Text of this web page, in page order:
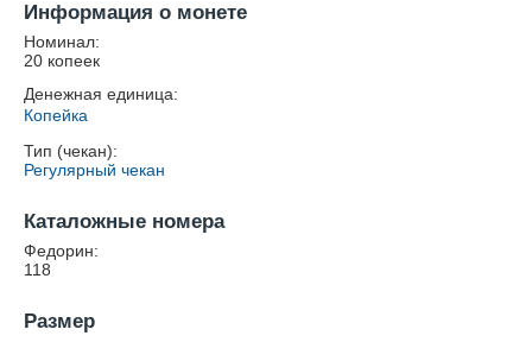
Информация о монете
Номинал:
20 копеек
Денежная единица:
Копейка
Тип (чекан):
Регулярный чекан
Каталожные номера
Федорин:
118
Размер